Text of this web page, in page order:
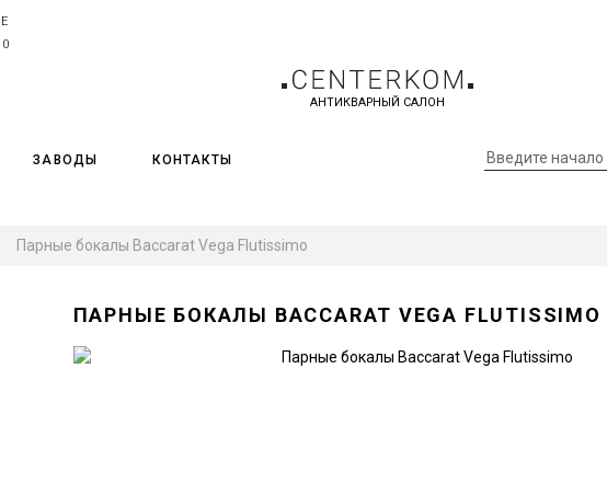
АНТИКВАРНЫЙ САЛОН
ЗАВОДЫ КОНТАКТЫ
Парные бокалы Baccarat Vega Flutissimo
ПАРНЫЕ БОКАЛЫ BACCARAT VEGA FLUTISSIMO